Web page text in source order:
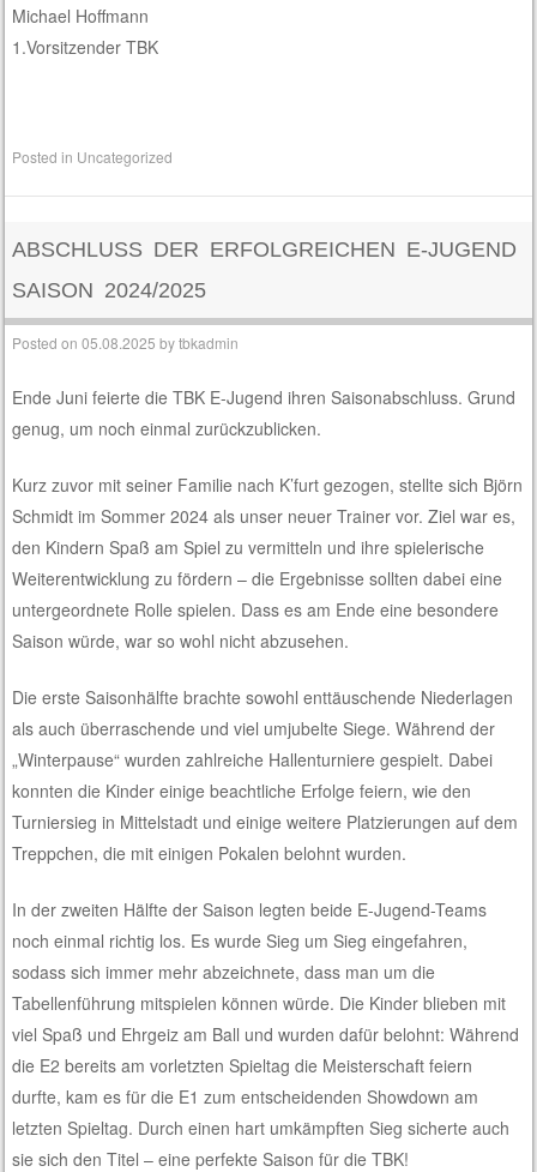
Michael Hoffmann
1.Vorsitzender TBK
Posted in Uncategorized
ABSCHLUSS DER ERFOLGREICHEN E-JUGEND
SAISON 2024/2025
Posted on05.08.2025 bytbkadmin
Ende Juni feierte die TBK E-Jugend ihren Saisonabschluss. Grund
genug, um noch einmal zurückzublicken.
Kurz zuvor mit seiner Familie nach K’furt gezogen, stellte sich Björn
Schmidt im Sommer 2024 als unser neuer Trainer vor. Ziel war es,
den Kindern Spaß am Spiel zu vermitteln und ihre spielerische
Weiterentwicklung zu fördern – die Ergebnisse sollten dabei eine
untergeordnete Rolle spielen. Dass es am Ende eine besondere
Saison würde, war so wohl nicht abzusehen.
Die erste Saisonhälfte brachte sowohl enttäuschende Niederlagen
als auch überraschende und viel umjubelte Siege. Während der
„Winterpause“ wurden zahlreiche Hallenturniere gespielt. Dabei
konnten die Kinder einige beachtliche Erfolge feiern, wie den
Turniersieg in Mittelstadt und einige weitere Platzierungen auf dem
Treppchen, die mit einigen Pokalen belohnt wurden.
In der zweiten Hälfte der Saison legten beide E-Jugend-Teams
noch einmal richtig los. Es wurde Sieg um Sieg eingefahren,
sodass sich immer mehr abzeichnete, dass man um die
Tabellenführung mitspielen können würde. Die Kinder blieben mit
viel Spaß und Ehrgeiz am Ball und wurden dafür belohnt: Während
die E2 bereits am vorletzten Spieltag die Meisterschaft feiern
durfte, kam es für die E1 zum entscheidenden Showdown am
letzten Spieltag. Durch einen hart umkämpften Sieg sicherte auch
sie sich den Titel – eine perfekte Saison für die TBK!